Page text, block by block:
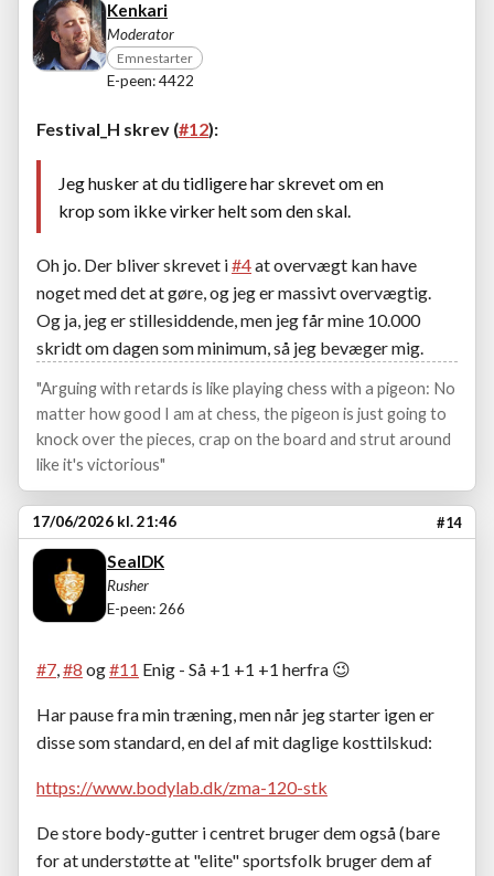
Kenkari
Moderator
Emnestarter
E-peen: 4422
Festival_H skrev (#12):
Jeg husker at du tidligere har skrevet om en
krop som ikke virker helt som den skal.
Oh jo. Der bliver skrevet i#4at overvægt kan have
noget med det at gøre, og jeg er massivt overvægtig.
Og ja, jeg er stillesiddende, men jeg får mine 10.000
skridt om dagen som minimum, så jeg bevæger mig.
"Arguing with retards is like playing chess with a pigeon: No
matter how good I am at chess, the pigeon is just going to
knock over the pieces, crap on the board and strut around
like it's victorious"
17/06/2026 kl. 21:46 #14
SealDK
Rusher
E-peen: 266
#7,#8 og#11 Enig - Så +1 +1 +1 herfra 😉
Har pause fra min træning, men når jeg starter igen er
disse som standard, en del af mit daglige kosttilskud:
https://www.bodylab.dk/zma-120-stk
De store body-gutter i centret bruger dem også (bare
for at understøtte at "elite" sportsfolk bruger dem af